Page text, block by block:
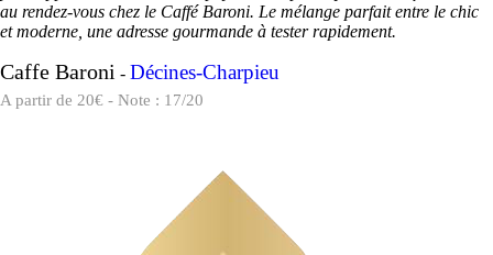
au rendez-vous chez le Caffé Baroni. Le mélange parfait entre le chic
et moderne, une adresse gourmande à tester rapidement.
Caffe Baroni - Décines-Charpieu
A partir de 20€ - Note : 17/20